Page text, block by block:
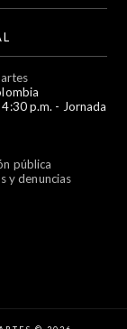
p.m. - Jornada
pública
y denuncias